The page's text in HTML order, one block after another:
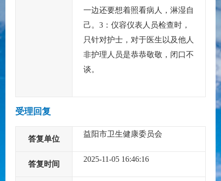
一边还要想着照看病人，淋湿自
己。3：仪容仪表人员检查时，
只针对护士，对于医生以及他人
非护理人员是恭恭敬敬，闭口不
谈。
受理回复
答复单位
益阳市卫生健康委员会
答复时间
2025-11-05 16:46:16